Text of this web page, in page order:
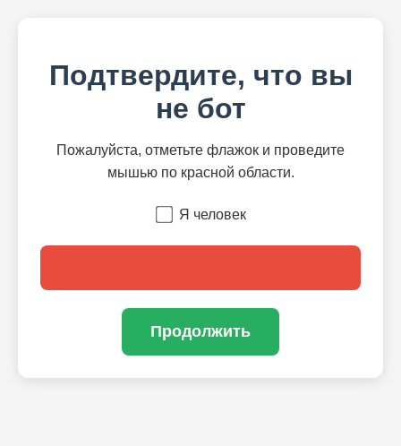
Подтвердите, что вы
не бот
Пожалуйста, отметьте флажок и проведите
мышью по красной области.
Я человек
Продолжить